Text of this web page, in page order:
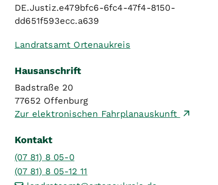
DE.Justiz.e479bfc6-6fc4-47f4-8150-
dd651f593ecc.a639
Landratsamt Ortenaukreis
Hausanschrift
Badstraße 20
77652 Offenburg
Zur elektronischen Fahrplanauskunft
Kontakt
(07 81) 8 05-0
(07 81) 8 05-12 11